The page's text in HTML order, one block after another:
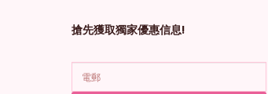
搶先獲取獨家優惠信息!